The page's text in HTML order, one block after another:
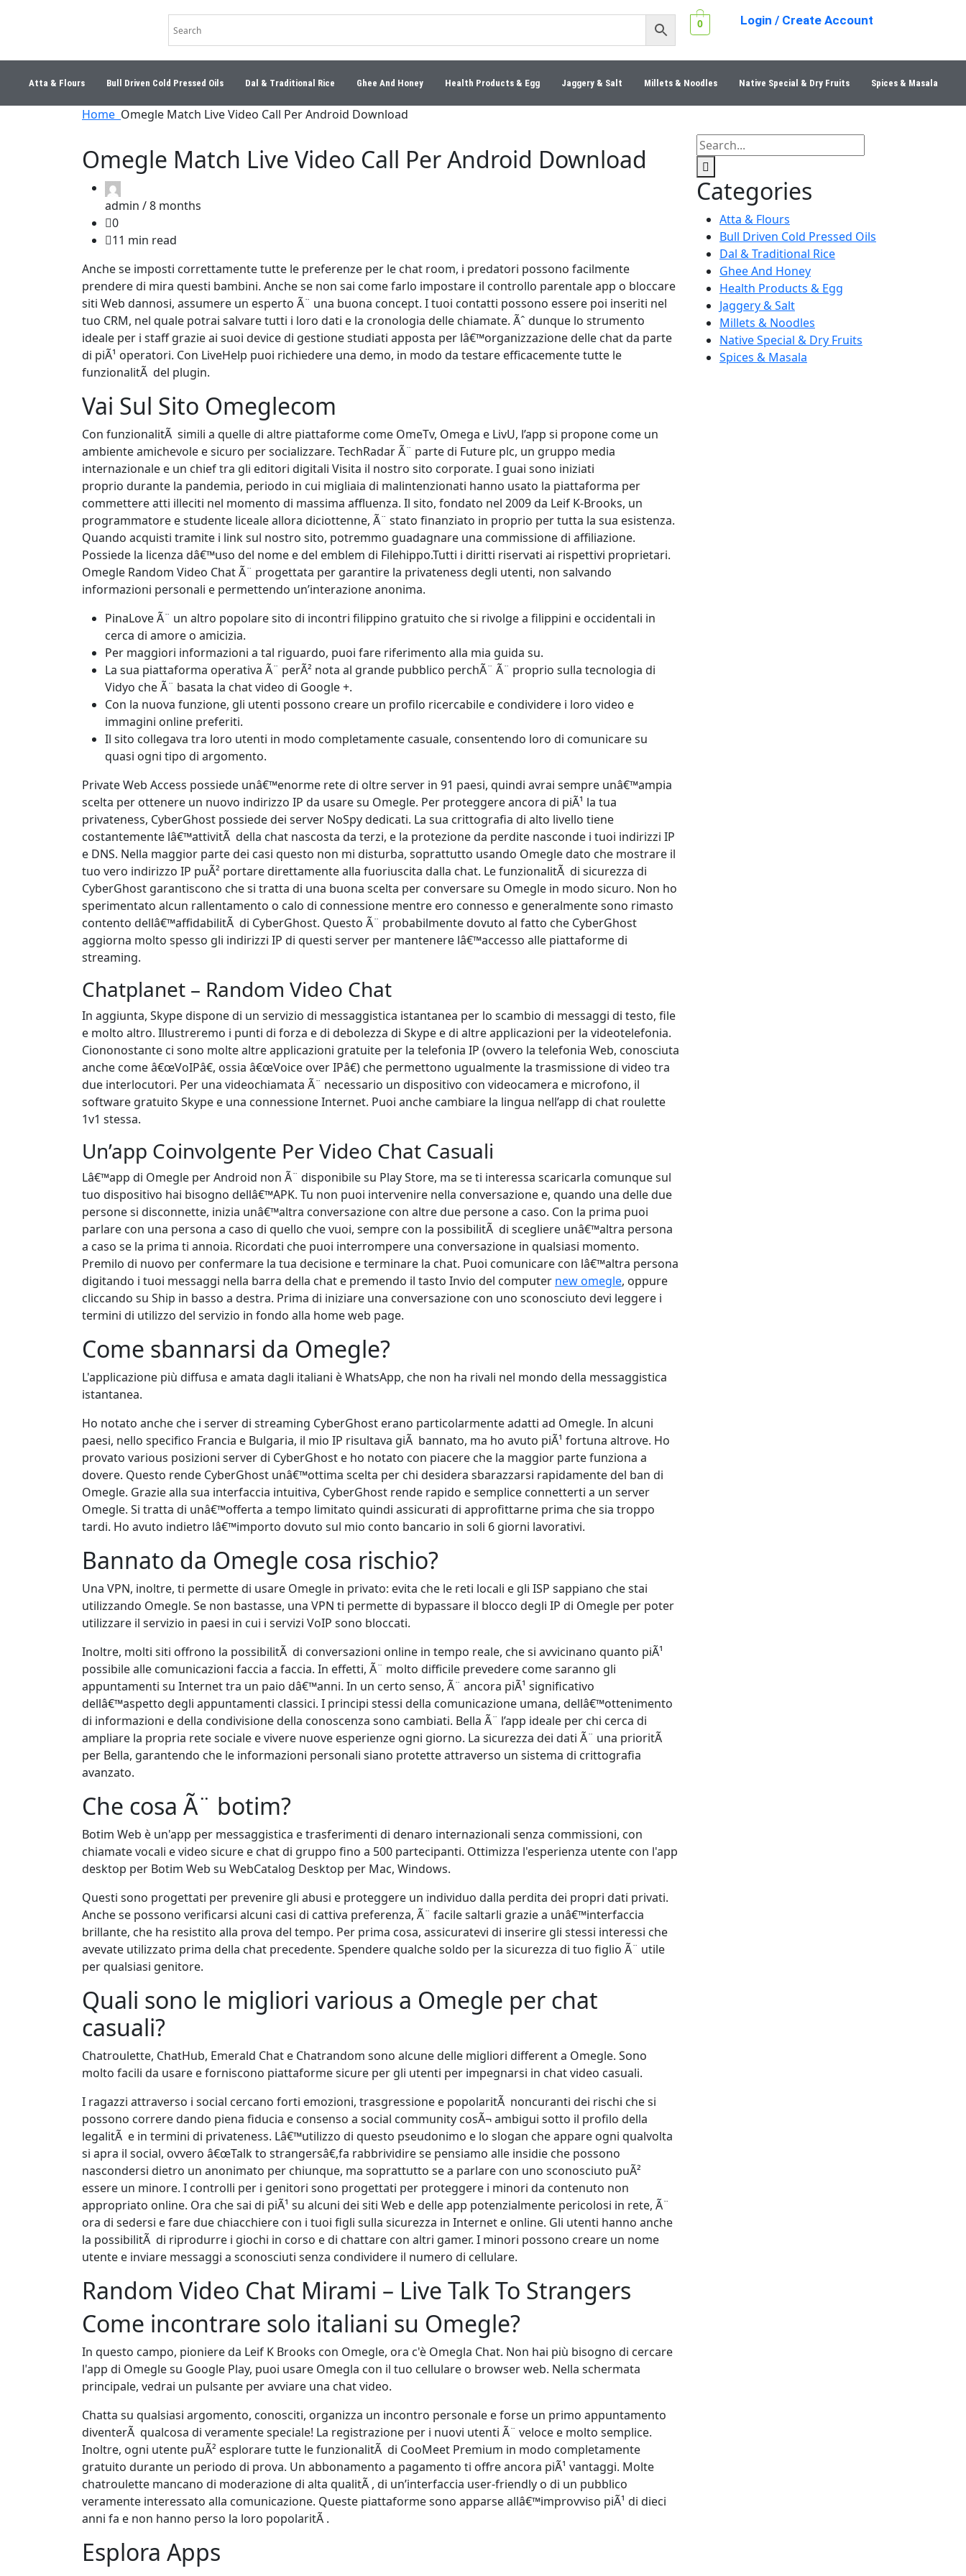
0 Login / Create Account
Atta & Flours Bull Driven Cold Pressed Oils Dal & Traditional Rice Ghee And Honey Health Products & Egg Jaggery & Salt Millets & Noodles Native Special & Dry Fruits Spices & Masala
Home Omegle Match Live Video Call Per Android Download
Omegle Match Live Video Call Per Android Download
admin /8 months
0
11 min read
Anche se imposti correttamente tutte le preferenze per le chat room, i predatori possono facilmente
prendere di mira questi bambini. Anche se non sai come farlo impostare il controllo parentale app o bloccare
siti Web dannosi, assumere un esperto Ã¨ una buona concept. I tuoi contatti possono essere poi inseriti nel
tuo CRM, nel quale potrai salvare tutti i loro dati e la cronologia delle chiamate. Ãˆ dunque lo strumento
ideale per i staff grazie ai suoi device di gestione studiati apposta per lâ€™organizzazione delle chat da parte
di piÃ¹ operatori. Con LiveHelp puoi richiedere una demo, in modo da testare efficacemente tutte le
funzionalitÃ del plugin.
Vai Sul Sito Omeglecom
Con funzionalitÃ simili a quelle di altre piattaforme come OmeTv, Omega e LivU, l’app si propone come un
ambiente amichevole e sicuro per socializzare. TechRadar Ã¨ parte di Future plc, un gruppo media
internazionale e un chief tra gli editori digitali Visita il nostro sito corporate. I guai sono iniziati
proprio durante la pandemia, periodo in cui migliaia di malintenzionati hanno usato la piattaforma per
commettere atti illeciti nel momento di massima affluenza. Il sito, fondato nel 2009 da Leif K-Brooks, un
programmatore e studente liceale allora diciottenne, Ã¨ stato finanziato in proprio per tutta la sua esistenza.
Quando acquisti tramite i link sul nostro sito, potremmo guadagnare una commissione di affiliazione.
Possiede la licenza dâ€™uso del nome e del emblem di Filehippo.Tutti i diritti riservati ai rispettivi proprietari.
Omegle Random Video Chat Ã¨ progettata per garantire la privateness degli utenti, non salvando
informazioni personali e permettendo un’interazione anonima.
PinaLove Ã¨ un altro popolare sito di incontri filippino gratuito che si rivolge a filippini e occidentali in
cerca di amore o amicizia.
Per maggiori informazioni a tal riguardo, puoi fare riferimento alla mia guida su.
La sua piattaforma operativa Ã¨ perÃ² nota al grande pubblico perchÃ¨ Ã¨ proprio sulla tecnologia di
Vidyo che Ã¨ basata la chat video di Google +.
Con la nuova funzione, gli utenti possono creare un profilo ricercabile e condividere i loro video e
immagini online preferiti.
Il sito collegava tra loro utenti in modo completamente casuale, consentendo loro di comunicare su
quasi ogni tipo di argomento.
Private Web Access possiede unâ€™enorme rete di oltre server in 91 paesi, quindi avrai sempre unâ€™ampia
scelta per ottenere un nuovo indirizzo IP da usare su Omegle. Per proteggere ancora di piÃ¹ la tua
privateness, CyberGhost possiede dei server NoSpy dedicati. La sua crittografia di alto livello tiene
costantemente lâ€™attivitÃ della chat nascosta da terzi, e la protezione da perdite nasconde i tuoi indirizzi IP
e DNS. Nella maggior parte dei casi questo non mi disturba, soprattutto usando Omegle dato che mostrare il
tuo vero indirizzo IP puÃ² portare direttamente alla fuoriuscita dalla chat. Le funzionalitÃ di sicurezza di
CyberGhost garantiscono che si tratta di una buona scelta per conversare su Omegle in modo sicuro. Non ho
sperimentato alcun rallentamento o calo di connessione mentre ero connesso e generalmente sono rimasto
contento dellâ€™affidabilitÃ di CyberGhost. Questo Ã¨ probabilmente dovuto al fatto che CyberGhost
aggiorna molto spesso gli indirizzi IP di questi server per mantenere lâ€™accesso alle piattaforme di
streaming.
Chatplanet – Random Video Chat
In aggiunta, Skype dispone di un servizio di messaggistica istantanea per lo scambio di messaggi di testo, file
e molto altro. Illustreremo i punti di forza e di debolezza di Skype e di altre applicazioni per la videotelefonia.
Ciononostante ci sono molte altre applicazioni gratuite per la telefonia IP (ovvero la telefonia Web, conosciuta
anche come â€œVoIPâ€, ossia â€œVoice over IPâ€) che permettono ugualmente la trasmissione di video tra
due interlocutori. Per una videochiamata Ã¨ necessario un dispositivo con videocamera e microfono, il
software gratuito Skype e una connessione Internet. Puoi anche cambiare la lingua nell’app di chat roulette
1v1 stessa.
Un’app Coinvolgente Per Video Chat Casuali
Lâ€™app di Omegle per Android non Ã¨ disponibile su Play Store, ma se ti interessa scaricarla comunque sul
tuo dispositivo hai bisogno dellâ€™APK. Tu non puoi intervenire nella conversazione e, quando una delle due
persone si disconnette, inizia unâ€™altra conversazione con altre due persone a caso. Con la prima puoi
parlare con una persona a caso di quello che vuoi, sempre con la possibilitÃ di scegliere unâ€™altra persona
a caso se la prima ti annoia. Ricordati che puoi interrompere una conversazione in qualsiasi momento.
Premilo di nuovo per confermare la tua decisione e terminare la chat. Puoi comunicare con lâ€™altra persona
digitando i tuoi messaggi nella barra della chat e premendo il tasto Invio del computer new omegle, oppure
cliccando su Ship in basso a destra. Prima di iniziare una conversazione con uno sconosciuto devi leggere i
termini di utilizzo del servizio in fondo alla home web page.
Come sbannarsi da Omegle?
L'applicazione più diffusa e amata dagli italiani è WhatsApp, che non ha rivali nel mondo della messaggistica
istantanea.
Ho notato anche che i server di streaming CyberGhost erano particolarmente adatti ad Omegle. In alcuni
paesi, nello specifico Francia e Bulgaria, il mio IP risultava giÃ bannato, ma ho avuto piÃ¹ fortuna altrove. Ho
provato various posizioni server di CyberGhost e ho notato con piacere che la maggior parte funziona a
dovere. Questo rende CyberGhost unâ€™ottima scelta per chi desidera sbarazzarsi rapidamente del ban di
Omegle. Grazie alla sua interfaccia intuitiva, CyberGhost rende rapido e semplice connetterti a un server
Omegle. Si tratta di unâ€™offerta a tempo limitato quindi assicurati di approfittarne prima che sia troppo
tardi. Ho avuto indietro lâ€™importo dovuto sul mio conto bancario in soli 6 giorni lavorativi.
Bannato da Omegle cosa rischio?
Una VPN, inoltre, ti permette di usare Omegle in privato: evita che le reti locali e gli ISP sappiano che stai
utilizzando Omegle. Se non bastasse, una VPN ti permette di bypassare il blocco degli IP di Omegle per poter
utilizzare il servizio in paesi in cui i servizi VoIP sono bloccati.
Inoltre, molti siti offrono la possibilitÃ di conversazioni online in tempo reale, che si avvicinano quanto piÃ¹
possibile alle comunicazioni faccia a faccia. In effetti, Ã¨ molto difficile prevedere come saranno gli
appuntamenti su Internet tra un paio dâ€™anni. In un certo senso, Ã¨ ancora piÃ¹ significativo
dellâ€™aspetto degli appuntamenti classici. I principi stessi della comunicazione umana, dellâ€™ottenimento
di informazioni e della condivisione della conoscenza sono cambiati. Bella Ã¨ l’app ideale per chi cerca di
ampliare la propria rete sociale e vivere nuove esperienze ogni giorno. La sicurezza dei dati Ã¨ una prioritÃ
per Bella, garantendo che le informazioni personali siano protette attraverso un sistema di crittografia
avanzato.
Che cosa Ã¨ botim?
Botim Web è un'app per messaggistica e trasferimenti di denaro internazionali senza commissioni, con
chiamate vocali e video sicure e chat di gruppo fino a 500 partecipanti. Ottimizza l'esperienza utente con l'app
desktop per Botim Web su WebCatalog Desktop per Mac, Windows.
Questi sono progettati per prevenire gli abusi e proteggere un individuo dalla perdita dei propri dati privati.
Anche se possono verificarsi alcuni casi di cattiva preferenza, Ã¨ facile saltarli grazie a unâ€™interfaccia
brillante, che ha resistito alla prova del tempo. Per prima cosa, assicuratevi di inserire gli stessi interessi che
avevate utilizzato prima della chat precedente. Spendere qualche soldo per la sicurezza di tuo figlio Ã¨ utile
per qualsiasi genitore.
Quali sono le migliori various a Omegle per chat
casuali?
Chatroulette, ChatHub, Emerald Chat e Chatrandom sono alcune delle migliori different a Omegle. Sono
molto facili da usare e forniscono piattaforme sicure per gli utenti per impegnarsi in chat video casuali.
I ragazzi attraverso i social cercano forti emozioni, trasgressione e popolaritÃ noncuranti dei rischi che si
possono correre dando piena fiducia e consenso a social community cosÃ¬ ambigui sotto il profilo della
legalitÃ e in termini di privateness. Lâ€™utilizzo di questo pseudonimo e lo slogan che appare ogni qualvolta
si apra il social, ovvero â€œTalk to strangersâ€,fa rabbrividire se pensiamo alle insidie che possono
nascondersi dietro un anonimato per chiunque, ma soprattutto se a parlare con uno sconosciuto puÃ²
essere un minore. I controlli per i genitori sono progettati per proteggere i minori da contenuto non
appropriato online. Ora che sai di piÃ¹ su alcuni dei siti Web e delle app potenzialmente pericolosi in rete, Ã¨
ora di sedersi e fare due chiacchiere con i tuoi figli sulla sicurezza in Internet e online. Gli utenti hanno anche
la possibilitÃ di riprodurre i giochi in corso e di chattare con altri gamer. I minori possono creare un nome
utente e inviare messaggi a sconosciuti senza condividere il numero di cellulare.
Random Video Chat Mirami – Live Talk To Strangers
Come incontrare solo italiani su Omegle?
In questo campo, pioniere da Leif K Brooks con Omegle, ora c'è Omegla Chat. Non hai più bisogno di cercare
l'app di Omegle su Google Play, puoi usare Omegla con il tuo cellulare o browser web. Nella schermata
principale, vedrai un pulsante per avviare una chat video.
Chatta su qualsiasi argomento, conosciti, organizza un incontro personale e forse un primo appuntamento
diventerÃ qualcosa di veramente speciale! La registrazione per i nuovi utenti Ã¨ veloce e molto semplice.
Inoltre, ogni utente puÃ² esplorare tutte le funzionalitÃ di CooMeet Premium in modo completamente
gratuito durante un periodo di prova. Un abbonamento a pagamento ti offre ancora piÃ¹ vantaggi. Molte
chatroulette mancano di moderazione di alta qualitÃ , di un’interfaccia user-friendly o di un pubblico
veramente interessato alla comunicazione. Queste piattaforme sono apparse allâ€™improvviso piÃ¹ di dieci
anni fa e non hanno perso la loro popolaritÃ .
Esplora Apps
Categories
Atta & Flours
Bull Driven Cold Pressed Oils
Dal & Traditional Rice
Ghee And Honey
Health Products & Egg
Jaggery & Salt
Millets & Noodles
Native Special & Dry Fruits
Spices & Masala